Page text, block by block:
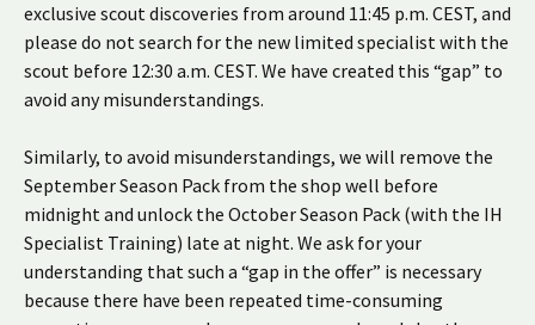
exclusive scout discoveries from around 11:45 p.m. CEST, and
please do not search for the new limited specialist with the
scout before 12:30 a.m. CEST. We have created this “gap” to
avoid any misunderstandings.
Similarly, to avoid misunderstandings, we will remove the
September Season Pack from the shop well before
midnight and unlock the October Season Pack (with the IH
Specialist Training) late at night. We ask for your
understanding that such a “gap in the offer” is necessary
because there have been repeated time-consuming